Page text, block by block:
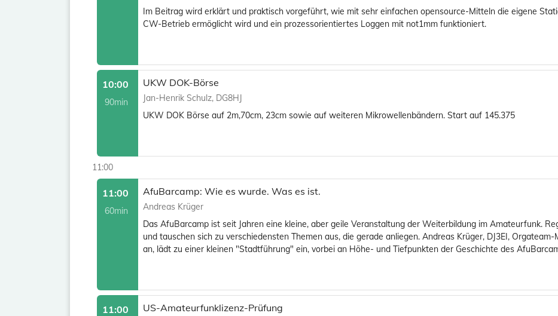
Im Beitrag wird erklärt und praktisch vorgeführt, wie mit sehr einfachen opensource-Mitteln die eigene
CW-Betrieb ermöglicht wird und ein prozessorientiertes Loggen mit not1mm funktioniert.
10:00
90min
UKW DOK-Börse
Jan-Henrik Schulz, DG8HJ
UKW DOK Börse auf 2m,70cm, 23cm sowie auf weiteren Mikrowellenbändern. Start auf 145.375
11:00
11:00
60min
AfuBarcamp: Wie es wurde. Was es ist.
Andreas Krüger
Das AfuBarcamp ist seit Jahren eine kleine, aber geile Veranstaltung der Weiterbildung im Amateurfunk.
und tauschen sich zu verschiedensten Themen aus, die gerade anliegen. Andreas Krüger, DJ3EI,
an, lädt zu einer kleinen "Stadtführung" ein, vorbei an Höhe- und Tiefpunkten der Geschichte des
11:00 US-Amateurfunklizenz-Prüfung